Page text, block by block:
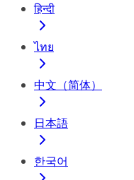
हिन्दी
ไทย
中文（简体）
日本語
한국어